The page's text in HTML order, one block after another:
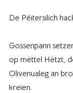
De Péitersilich
Gossenpann
op mëttel Hëtzt,
Olivenualeg an
kreien.